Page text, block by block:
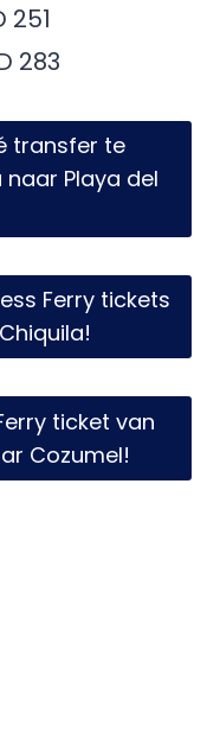
283
transfer te
Playa del
Ferry tickets
ticket van
Cozumel!